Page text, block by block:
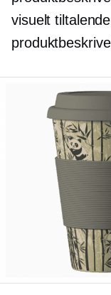
visuelt